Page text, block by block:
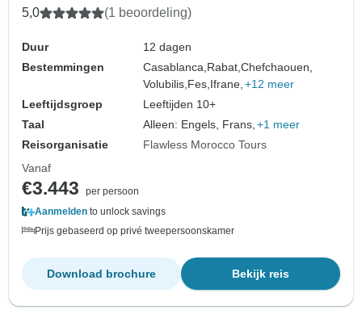
5,0 (1 beoordeling)
Duur
12 dagen
Bestemmingen
Casablanca, Rabat,Chefchaouen,
Volubilis, Fes, Ifrane, +12 meer
Leeftijdsgroep
Leeftijden 10+
Taal
Alleen: Engels, Frans, +1 meer
Reisorganisatie
Flawless Morocco Tours
Vanaf
€3.443
per persoon
Aanmelden to unlock savings
Prijs gebaseerd op privé tweepersoonskamer
Bekijk reis
Download brochure